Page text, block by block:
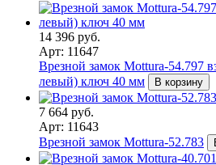
14 396 руб.
Арт: 11647
Врезной замок Mottura-54.797
левый) ключ 40 мм
В корзину
7 664 руб.
Арт: 11643
Врезной замок Mottura-52.783